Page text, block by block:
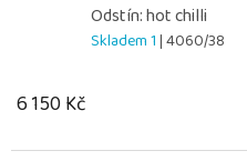
Odstín: hot chilli
Skladem 1| 4060/38
6 150 Kč